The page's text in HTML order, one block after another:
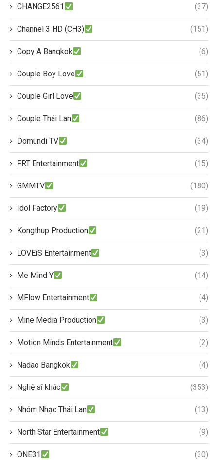
CHANGE2561 (37)
Channel 3 HD (CH3) (151)
Copy A Bangkok (6)
Couple Boy Love (51)
Couple Girl Love (35)
Couple Thái Lan (86)
Domundi TV (34)
FRT Entertainment (15)
GMMTV (180)
Idol Factory (19)
Kongthup Production (21)
LOVEiS Entertainment (3)
Me Mind Y (14)
MFlow Entertainment (4)
Mine Media Production (3)
Motion Minds Entertainment (2)
Nadao Bangkok (4)
Nghệ sĩ khác (353)
Nhóm Nhạc Thái Lan (13)
North Star Entertainment (9)
ONE31 (30)